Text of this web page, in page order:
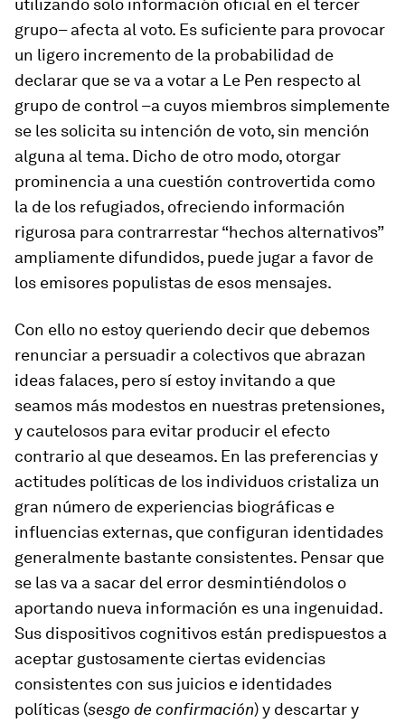
utilizando solo información oficial en el tercer
grupo– afecta al voto. Es suficiente para provocar
un ligero incremento de la probabilidad de
declarar que se va a votar a Le Pen respecto al
grupo de control –a cuyos miembros simplemente
se les solicita su intención de voto, sin mención
alguna al tema. Dicho de otro modo, otorgar
prominencia a una cuestión controvertida como
la de los refugiados, ofreciendo información
rigurosa para contrarrestar “hechos alternativos”
ampliamente difundidos, puede jugar a favor de
los emisores populistas de esos mensajes.
Con ello no estoy queriendo decir que debemos
renunciar a persuadir a colectivos que abrazan
ideas falaces, pero sí estoy invitando a que
seamos más modestos en nuestras pretensiones,
y cautelosos para evitar producir el efecto
contrario al que deseamos. En las preferencias y
actitudes políticas de los individuos cristaliza un
gran número de experiencias biográficas e
influencias externas, que configuran identidades
generalmente bastante consistentes. Pensar que
se las va a sacar del error desmintiéndolos o
aportando nueva información es una ingenuidad.
Sus dispositivos cognitivos están predispuestos a
aceptar gustosamente ciertas evidencias
consistentes con sus juicios e identidades
políticas (sesgo de confirmación) y descartar y